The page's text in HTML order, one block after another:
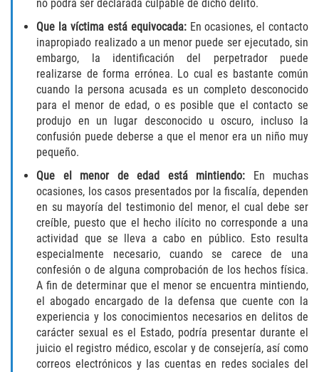
Vehicular Manslaughter
Drug Crimes
California Marijuana Laws
Manufacturing of Controlled Substances
Drug Possession
Prop 36
Sales and Transportation of a Controlled
Substance
DUI
DUI with Drugs
Firearm Crimes
no podrá ser declarada culpable de dicho delito.
Que la víctima está equivocada:En ocasiones, el contacto
inapropiado realizado a un menor puede ser ejecutado, sin
embargo, la identificación del perpetrador puede
realizarse de forma errónea. Lo cual es bastante común
cuando la persona acusada es un completo desconocido
para el menor de edad, o es posible que el contacto se
produjo en un lugar desconocido u oscuro, incluso la
confusión puede deberse a que el menor era un niño muy
pequeño.
Que el menor de edad está mintiendo: En muchas
ocasiones, los casos presentados por la fiscalía, dependen
en su mayoría del testimonio del menor, el cual debe ser
creíble, puesto que el hecho ilícito no corresponde a una
actividad que se lleva a cabo en público. Esto resulta
especialmente necesario, cuando se carece de una
confesión o de alguna comprobación de los hechos física.
A fin de determinar que el menor se encuentra mintiendo,
el abogado encargado de la defensa que cuente con la
experiencia y los conocimientos necesarios en delitos de
carácter sexual es el Estado, podría presentar durante el
juicio el registro médico, escolar y de consejería, así como
correos electrónicos y las cuentas en redes sociales del